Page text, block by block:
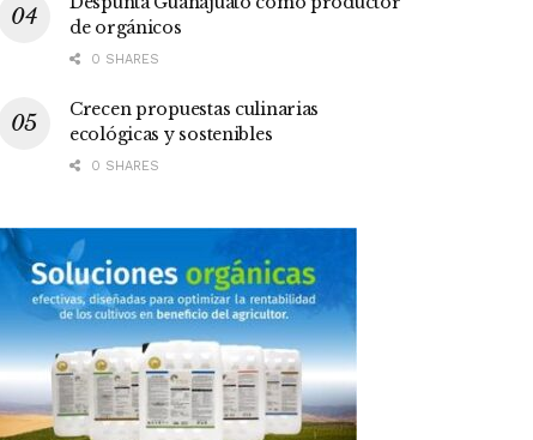
de orgánicos
0 SHARES
Crecen propuestas culinarias
ecológicas y sostenibles
0 SHARES